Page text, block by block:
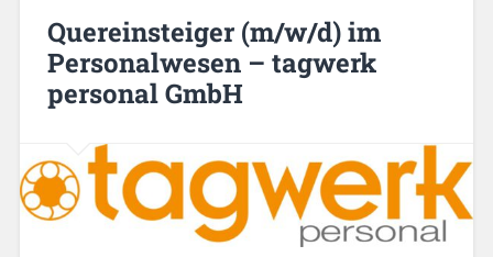
Quereinsteiger (m/w/d) im
Personalwesen – tagwerk
personal GmbH